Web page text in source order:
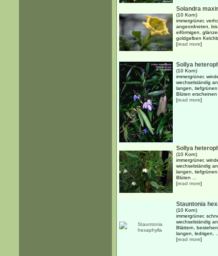
Solandra
(10 Korn)
immergrüner,
angeordneten,
eiförmigen,
goldgelben
[read more]
Sollya
(10 Korn)
immergrüner,
wechselständig
langen,
Blüten erscheinen
[read more]
Sollya
(10 Korn)
immergrüner,
wechselständig
langen,
Blüten ...
[read more]
Stauntonia
(10 Korn)
immergrüner,
wechselständig
Blättern,
langen, ledrigen,
[read more]